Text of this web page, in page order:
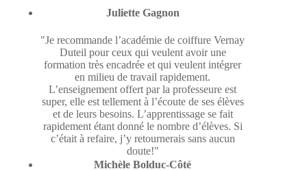
Juliette Gagnon
"Je recommande l’académie de coiffure Vernay
Duteil pour ceux qui veulent avoir une
formation très encadrée et qui veulent intégrer
en milieu de travail rapidement.
L’enseignement offert par la professeure est
super, elle est tellement à l’écoute de ses élèves
et de leurs besoins. L’apprentissage se fait
rapidement étant donné le nombre d’élèves. Si
c’était à refaire, j’y retournerais sans aucun
doute!"
Michèle Bolduc-Côté